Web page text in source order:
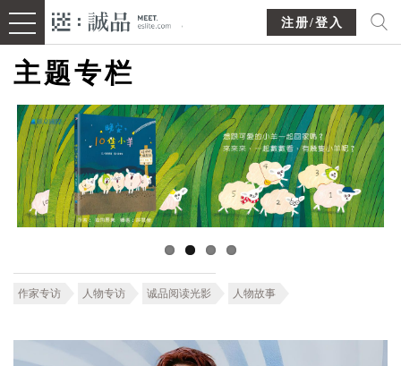
注册/登入
主题专栏
作家专访 人物专访 诚品阅读光影 人物故事